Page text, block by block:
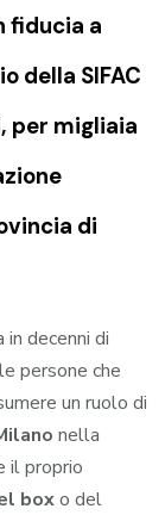
fiducia a
della SIFAC
per migliaia
di
decenni di
persone che
un ruolo di
nella
il proprio
boxo del